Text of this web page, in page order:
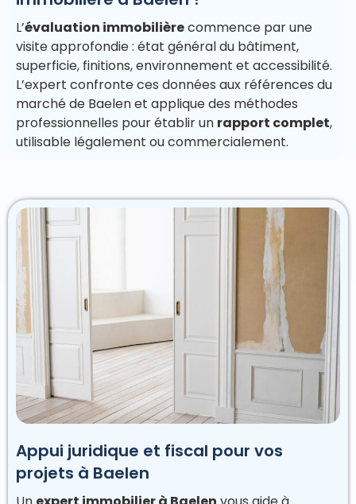
L’évaluation immobilièrecommence par une
visite approfondie : état général du bâtiment,
superficie, finitions, environnement et accessibilité.
L’expert confronte ces données aux références du
marché de Baelen et applique des méthodes
professionnelles pour établir un rapport complet,
utilisable légalement ou commercialement.
Appui juridique et fiscal pour vos
projets à Baelen